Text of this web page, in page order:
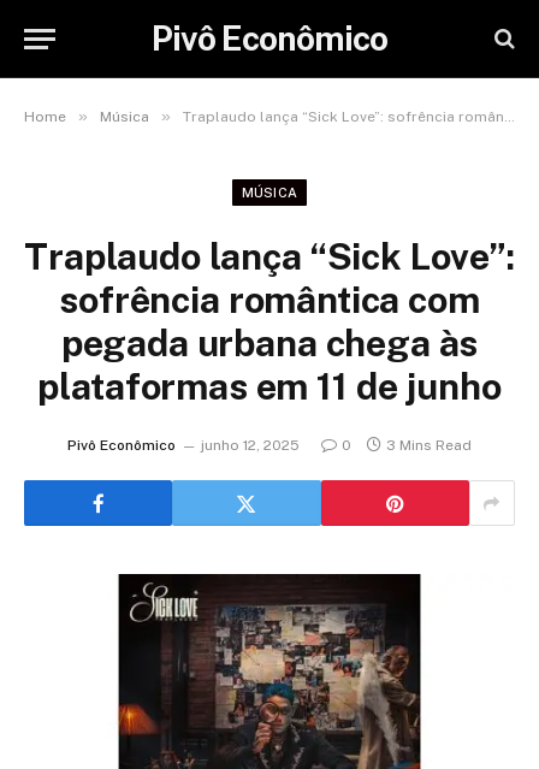
Pivô Econômico
Home » Música » Traplaudo lança “Sick Love”: sofrência romântica com pegada urbana chega às plataformas em 11 de junho
MÚSICA
Traplaudo lança “Sick Love”:
sofrência romântica com
pegada urbana chega às
plataformas em 11 de junho
Pivô Econômico junho 12, 2025 0 3 Mins Read